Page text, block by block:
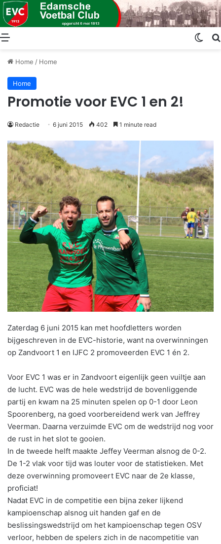
Menu
Home / Home
Home
Promotie voor EVC 1 en 2!
Redactie 6 juni 2015 402 1 minute read
Zaterdag 6 juni 2015 kan met hoofdletters worden
bijgeschreven in de EVC-historie, want na overwinningen
op Zandvoort 1 en IJFC 2 promoveerden EVC 1 én 2.
Voor EVC 1 was er in Zandvoort eigenlijk geen vuiltje aan
de lucht. EVC was de hele wedstrijd de bovenliggende
partij en kwam na 25 minuten spelen op 0-1 door Leon
Spoorenberg, na goed voorbereidend werk van Jeffrey
Veerman. Daarna verzuimde EVC om de wedstrijd nog voor
de rust in het slot te gooien.
In de tweede helft maakte Jeffey Veerman alsnog de 0-2.
De 1-2 vlak voor tijd was louter voor de statistieken. Met
deze overwinning promoveert EVC naar de 2e klasse,
proficiat!
Nadat EVC in de competitie een bijna zeker lijkend
kampioenschap alsnog uit handen gaf en de
beslissingswedstrijd om het kampioenschap tegen OSV
verloor, hebben de spelers zich in de nacompetitie van